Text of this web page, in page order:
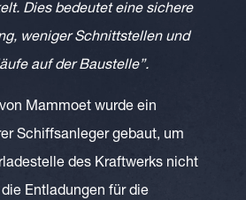
Dies bedeutet eine sichere
weniger Schnittstellen und
auf der Baustelle”.
Mammoet wurde ein
Schiffsanleger gebaut, um
des Kraftwerks nicht
Entladungen für die